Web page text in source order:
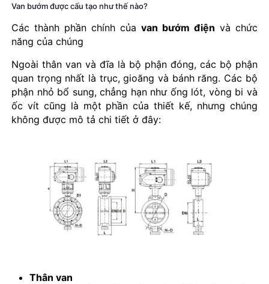
Van bướm được cấu tạo như thế nào?
Các thành phần chính của van bướm điện và chức
năng của chúng
Ngoài thân van và đĩa là bộ phận đóng, các bộ phận
quan trọng nhất là trục, gioăng và bánh răng. Các bộ
phận nhỏ bổ sung, chẳng hạn như ống lót, vòng bi và
ốc vít cũng là một phần của thiết kế, nhưng chúng
không được mô tả chi tiết ở đây:
Thân van